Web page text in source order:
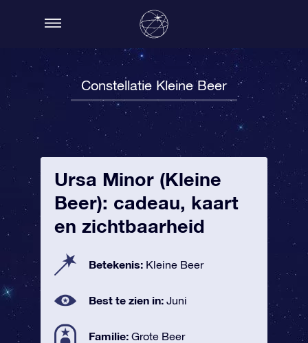
Constellatie Kleine Beer
Ursa Minor (Kleine
Beer): cadeau, kaart
en zichtbaarheid
Betekenis: Kleine Beer
Best te zien in: Juni
Familie: Grote Beer